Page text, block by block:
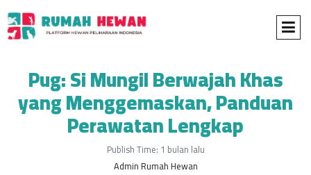
Pug: Si Mungil Berwajah Khas
yang Menggemaskan, Panduan
Perawatan Lengkap
Publish Time: 1 bulan lalu
Admin Rumah Hewan